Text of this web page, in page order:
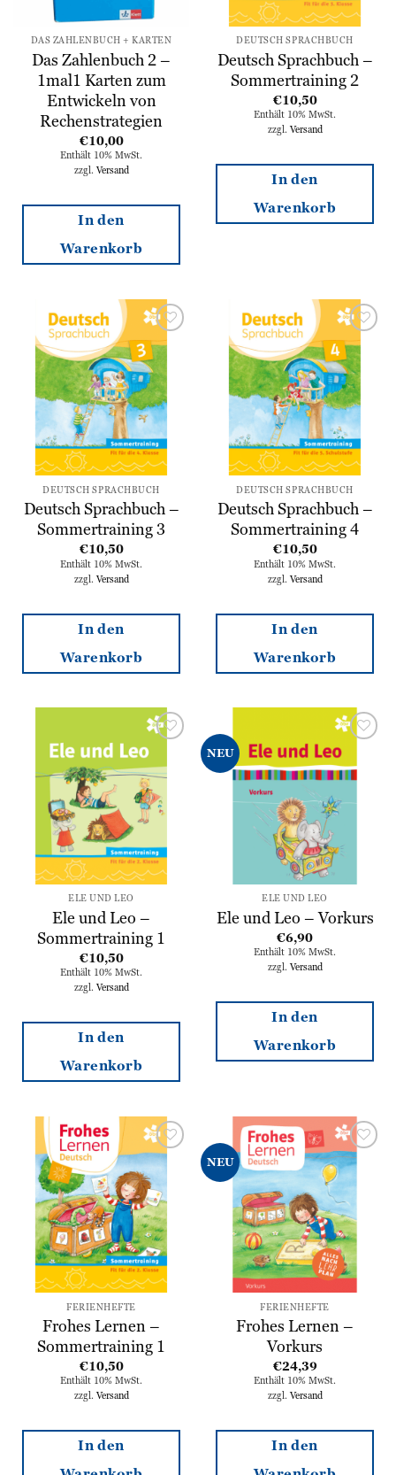
DAS ZAHLENBUCH + KARTEN
Das Zahlenbuch 2 –
1mal1 Karten zum
Entwickeln von
Rechenstrategien
€10,00
Enthält 10% MwSt.
zzgl. Versand
In den
Warenkorb
DEUTSCH SPRACHBUCH
Deutsch Sprachbuch –
Sommertraining 2
€10,50
Enthält 10% MwSt.
zzgl. Versand
In den
Warenkorb
Zur
Wunschliste
hinzufügen
DEUTSCH SPRACHBUCH
Deutsch Sprachbuch –
Sommertraining 3
€10,50
Enthält 10% MwSt.
zzgl. Versand
In den
Warenkorb
Zur
Wunschliste
hinzufügen
DEUTSCH SPRACHBUCH
Deutsch Sprachbuch –
Sommertraining 4
€10,50
Enthält 10% MwSt.
zzgl. Versand
In den
Warenkorb
Zur
Wunschliste
hinzufügen
ELE UND LEO
Ele und Leo –
Sommertraining 1
€10,50
Enthält 10% MwSt.
zzgl. Versand
In den
Warenkorb
NEU
Zur
Wunschliste
hinzufügen
ELE UND LEO
Ele und Leo – Vorkurs
€6,90
Enthält 10% MwSt.
zzgl. Versand
In den
Warenkorb
Zur
Wunschliste
hinzufügen
FERIENHEFTE
Frohes Lernen –
Sommertraining 1
€10,50
Enthält 10% MwSt.
zzgl. Versand
In den
NEU
Zur
Wunschliste
hinzufügen
FERIENHEFTE
Frohes Lernen –
Vorkurs
€24,39
Enthält 10% MwSt.
zzgl. Versand
In den